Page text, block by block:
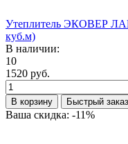
Утеплитель ЭКОВЕР
куб.м)
В наличии:
10
1520 руб.
В корзину Быстрый заказ
Ваша скидка: -11%